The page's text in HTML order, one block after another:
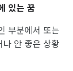
있는 꿈
부분에서 또는
안 좋은 상황